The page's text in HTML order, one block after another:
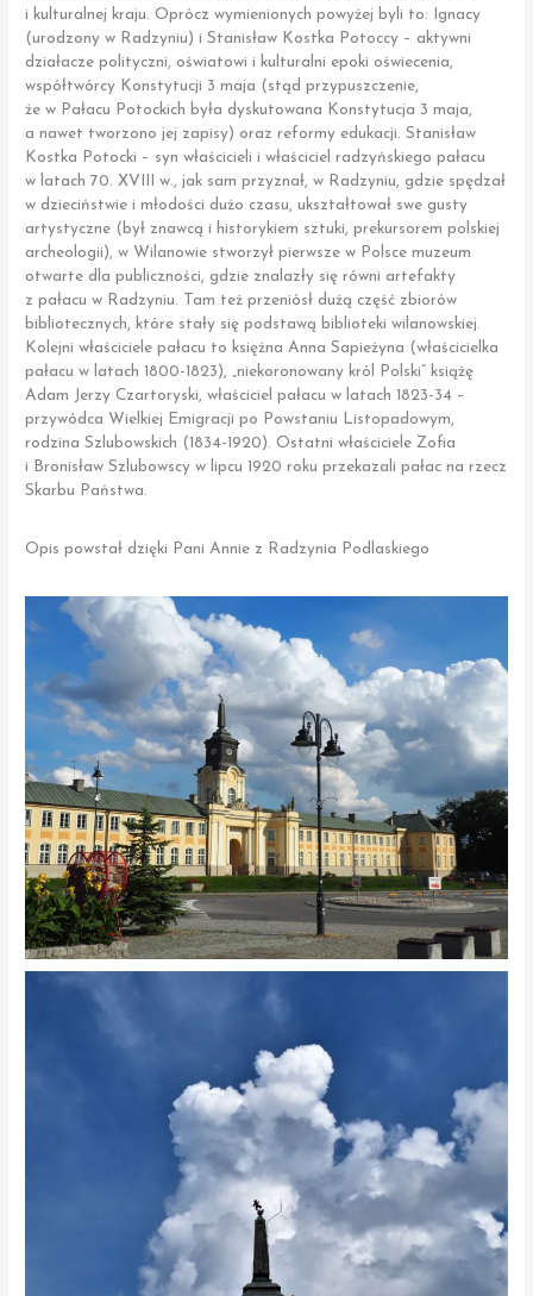
i kulturalnej kraju. Oprócz wymienionych powyżej byli to: Ignacy
(urodzony w Radzyniu) i Stanisław Kostka Potoccy – aktywni
działacze polityczni, oświatowi i kulturalni epoki oświecenia,
współtwórcy Konstytucji 3 maja (stąd przypuszczenie,
że w Pałacu Potockich była dyskutowana Konstytucja 3 maja,
a nawet tworzono jej zapisy) oraz reformy edukacji. Stanisław
Kostka Potocki – syn właścicieli i właściciel radzyńskiego pałacu
w latach 70. XVIII w., jak sam przyznał, w Radzyniu, gdzie spędzał
w dzieciństwie i młodości dużo czasu, ukształtował swe gusty
artystyczne (był znawcą i historykiem sztuki, prekursorem polskiej
archeologii), w Wilanowie stworzył pierwsze w Polsce muzeum
otwarte dla publiczności, gdzie znalazły się równi artefakty
z pałacu w Radzyniu. Tam też przeniósł dużą część zbiorów
bibliotecznych, które stały się podstawą biblioteki wilanowskiej.
Kolejni właściciele pałacu to księżna Anna Sapieżyna (właścicielka
pałacu w latach 1800-1823), „niekoronowany król Polski” książę
Adam Jerzy Czartoryski, właściciel pałacu w latach 1823-34 –
przywódca Wielkiej Emigracji po Powstaniu Listopadowym,
rodzina Szlubowskich (1834-1920). Ostatni właściciele Zofia
i Bronisław Szlubowscy w lipcu 1920 roku przekazali pałac na rzecz
Skarbu Państwa.
Opis powstał dzięki Pani Annie z Radzynia Podlaskiego